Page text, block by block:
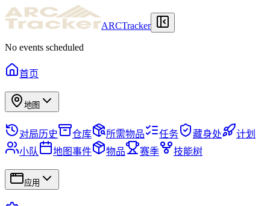
ARCTracker
No events scheduled
首页
地图
对局历史 仓库 所需物品 任务 藏身处
计划
小队
地图事件 物品 赛季 技能树
应用